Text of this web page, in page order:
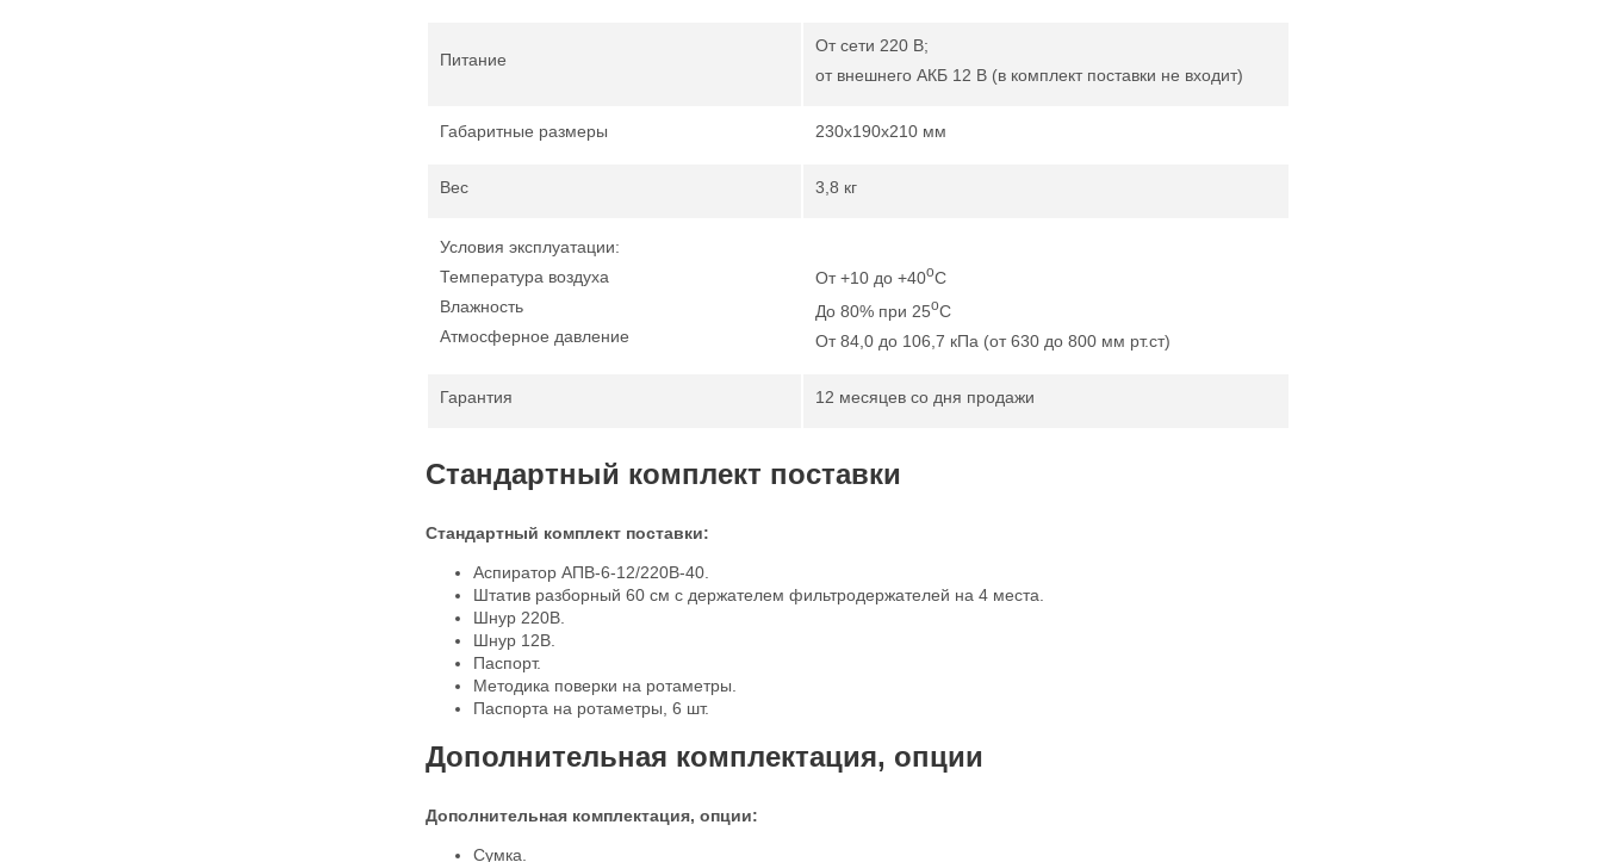
Питание
От сети 220 В;
от внешнего АКБ 12 В (в комплект поставки не входит)
Габаритные размеры 230х190х210 мм
Вес 3,8 кг
Условия эксплуатации:
Температура воздуха
Влажность
Атмосферное давление
От +10 до +40оС
До 80% при 25оС
От 84,0 до 106,7 кПа (от 630 до 800 мм рт.ст)
Гарантия 12 месяцев со дня продажи
Стандартный комплект поставки
Стандартный комплект поставки:
Аспиратор АПВ-6-12/220В-40.
Штатив разборный 60 см с держателем фильтродержателей на 4 места.
Шнур 220В.
Шнур 12В.
Паспорт.
Методика поверки на ротаметры.
Паспорта на ротаметры, 6 шт.
Дополнительная комплектация, опции
Дополнительная комплектация, опции:
Сумка.